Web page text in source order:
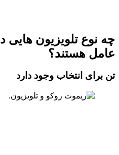
چه نوع تلویزیون هایی
عامل هستند؟
تن برای انتخاب وجود دارد